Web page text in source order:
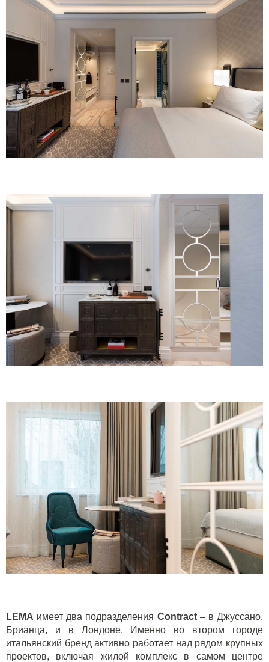
LEMA имеет два подразделения Contract – в Джуссано,
Брианца, и в Лондоне. Именно во втором городе
итальянский бренд активно работает над рядом крупных
проектов, включая жилой комплекс в самом центре